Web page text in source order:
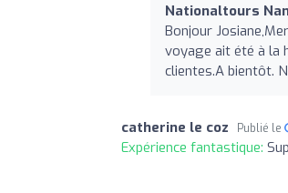
Nationaltours
Bonjour
voyage ait été à la
clientes.A bientôt.
catherine le coz Publié le
Expérience fantastique: